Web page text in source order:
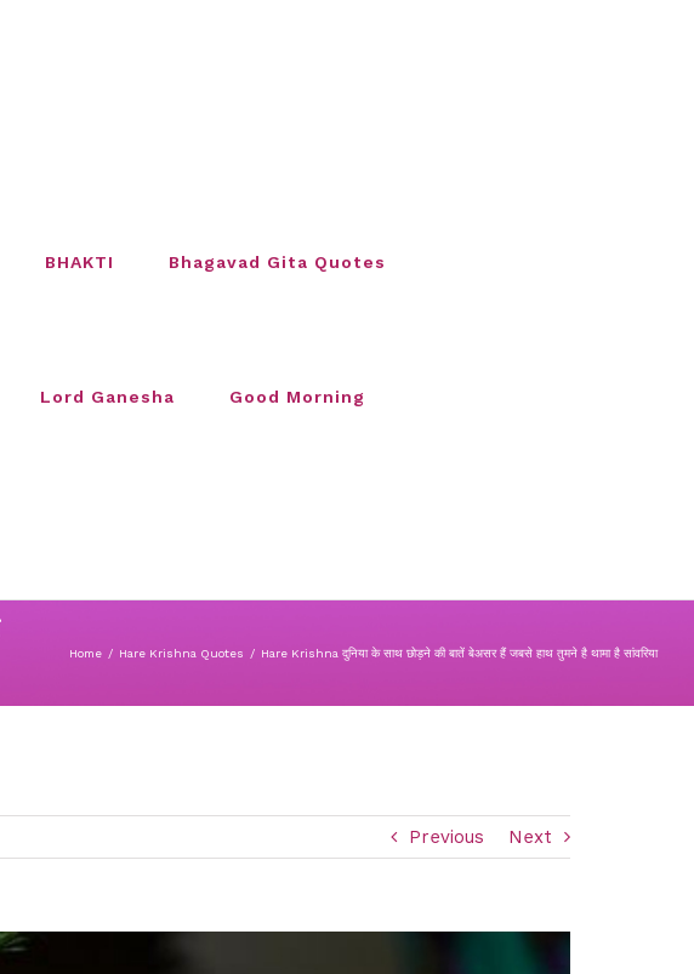
BHAKTI Bhagavad Gita Quotes
Lord Ganesha Good Morning
Home / Hare Krishna Quotes / Hare Krishna दुनिया के साथ छोड़ने की बातें बेअसर हैं जबसे हाथ तुमने है थामा है सांवरिया
Previous Next